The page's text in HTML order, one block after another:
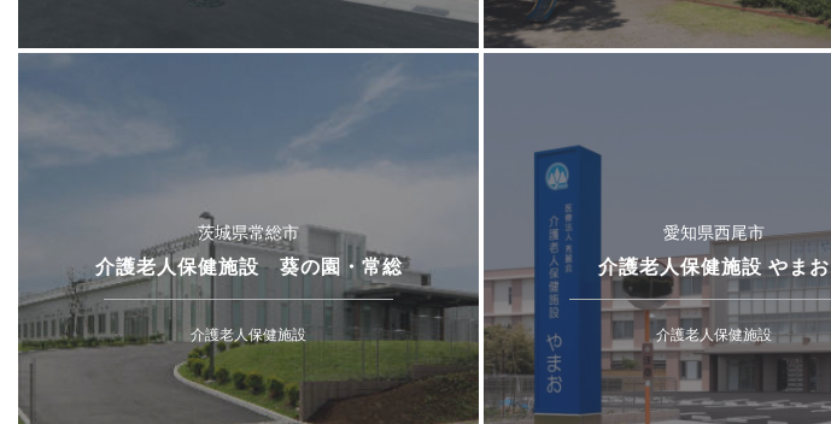
茨城県常総市
介護老人保健施設 葵の園・常総
介護老人保健施設
愛知県西尾市
介護老人保健施設 やまお
介護老人保健施設